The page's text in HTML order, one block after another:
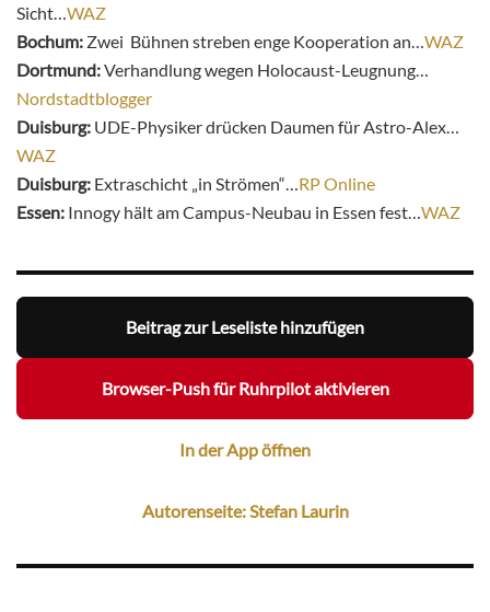
Sicht… WAZ
Bochum: Zwei Bühnen streben enge Kooperation an… WAZ
Dortmund:Verhandlung wegen Holocaust-Leugnung…
Nordstadtblogger
Duisburg: UDE-Physiker drücken Daumen für Astro-Alex…
WAZ
Duisburg: Extraschicht „in Strömen“… RP Online
Essen: Innogy hält am Campus-Neubau in Essen fest… WAZ
Beitrag zur Leseliste hinzufügen
Browser-Push für Ruhrpilot aktivieren
In der App öffnen
Autorenseite: Stefan Laurin